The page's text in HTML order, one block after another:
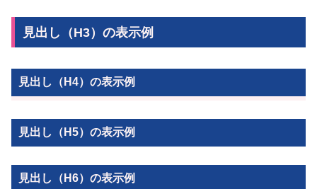
見出し（H3）の表示例
見出し（H4）の表示例
見出し（H5）の表示例
見出し（H6）の表示例